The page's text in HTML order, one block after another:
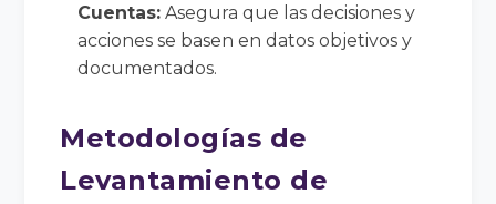
Cuentas: Asegura que las decisiones y
acciones se basen en datos objetivos y
documentados.
Metodologías de
Levantamiento de